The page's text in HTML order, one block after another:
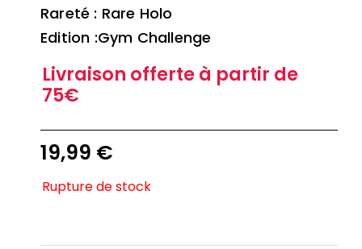
Rareté : Rare Holo
Edition :Gym Challenge
Livraison offerte à partir de
75€
19,99 €
Rupture de stock